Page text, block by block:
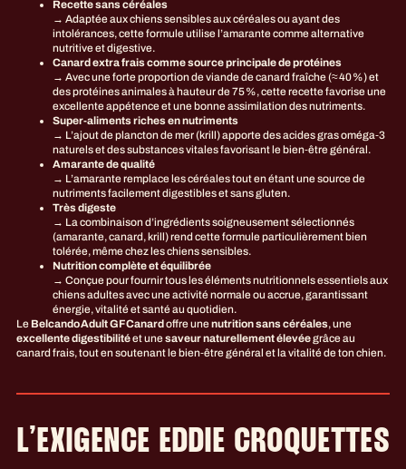
Recette sans céréales
→ Adaptée aux chiens sensibles aux céréales ou ayant des
intolérances, cette formule utilise l’amarante comme alternative
nutritive et digestive.
Canard extra frais comme source principale de protéines
→ Avec une forte proportion de viande de canard fraîche (≈ 40 %) et
des protéines animales à hauteur de 75 %, cette recette favorise une
excellente appétence et une bonne assimilation des nutriments.
Super‑aliments riches en nutriments
→ L’ajout de plancton de mer (krill) apporte des acides gras oméga‑3
naturels et des substances vitales favorisant le bien‑être général.
Amarante de qualité
→ L’amarante remplace les céréales tout en étant une source de
nutriments facilement digestibles et sans gluten.
Très digeste
→ La combinaison d’ingrédients soigneusement sélectionnés
(amarante, canard, krill) rend cette formule particulièrement bien
tolérée, même chez les chiens sensibles.
Nutrition complète et équilibrée
→ Conçue pour fournir tous les éléments nutritionnels essentiels aux
chiens adultes avec une activité normale ou accrue, garantissant
énergie, vitalité et santé au quotidien.
Le Belcando Adult GF Canardoffre unenutrition sans céréales, une
excellente digestibilitéet unesaveur naturellement élevéegrâce au
canard frais, tout en soutenant le bien‑être général et la vitalité de ton chien.
L’EXIGENCE EDDIE CROQUETTES